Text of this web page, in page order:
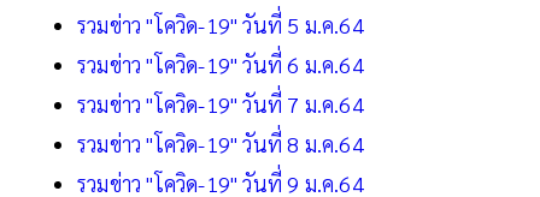
รวมข่าว "โควิด-19" วันที่ 5 ม.ค.64
รวมข่าว "โควิด-19" วันที่ 6 ม.ค.64
รวมข่าว "โควิด-19" วันที่ 7 ม.ค.64
รวมข่าว "โควิด-19" วันที่ 8 ม.ค.64
รวมข่าว "โควิด-19" วันที่ 9 ม.ค.64